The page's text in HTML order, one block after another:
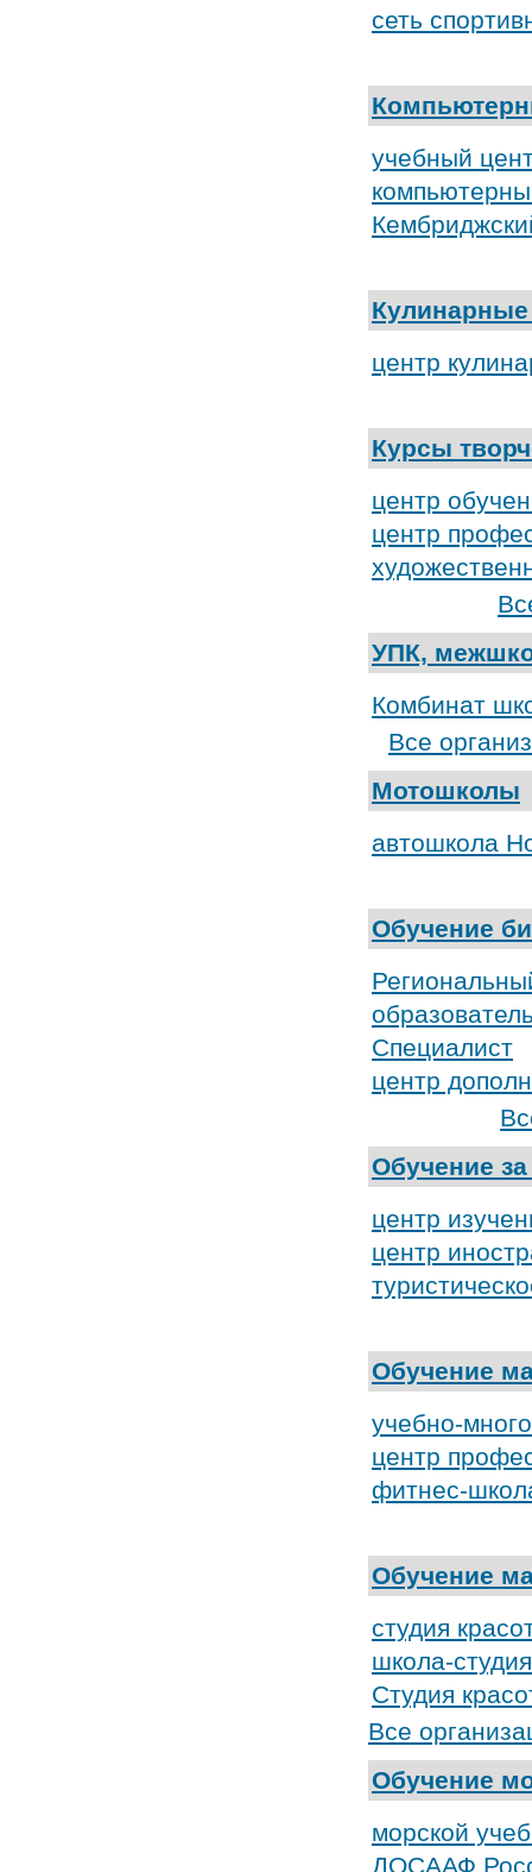
сеть
учебный
центр
Курсы
центр
центр
УПК,
Комбинат
Все
Мотошколы
автошкола
Обучение
Специалист
центр
Обучение
центр
центр
Обучение
учебно-
центр
фитнес-
Обучение
студия
школа-
Студия
Все
Обучение
морской
ДОСААФ